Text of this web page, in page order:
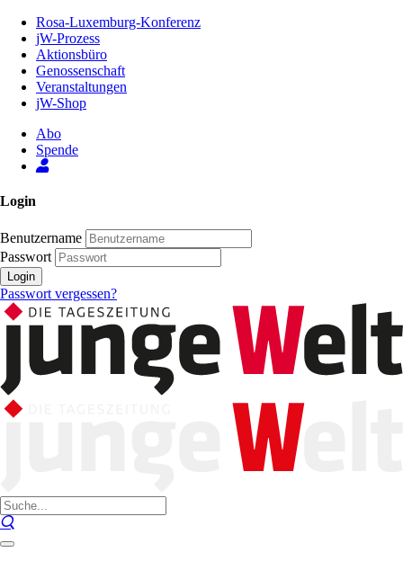
Inhalt
Seite
Rosa-Luxemburg-Konferenz
jW-Prozess
Aktionsbüro
Genossenschaft
Veranstaltungen
jW-Shop
Abo
Spende
Login
Benutzername
Passwort
Login
Passwort vergessen?